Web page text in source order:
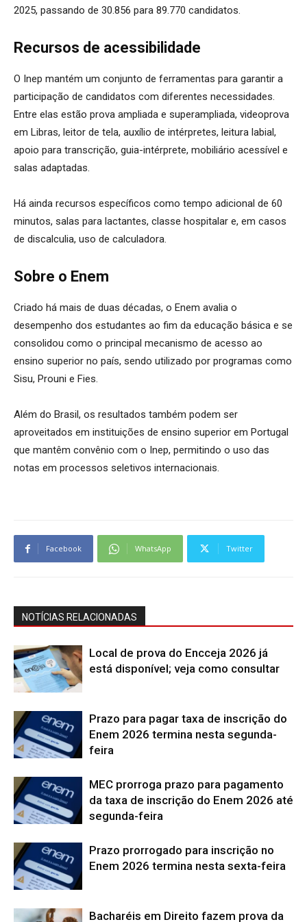
2025, passando de 30.856 para 89.770 candidatos.
Recursos de acessibilidade
O Inep mantém um conjunto de ferramentas para garantir a
participação de candidatos com diferentes necessidades.
Entre elas estão prova ampliada e superampliada, videoprova
em Libras, leitor de tela, auxílio de intérpretes, leitura labial,
apoio para transcrição, guia-intérprete, mobiliário acessível e
salas adaptadas.
Há ainda recursos específicos como tempo adicional de 60
minutos, salas para lactantes, classe hospitalar e, em casos
de discalculia, uso de calculadora.
Sobre o Enem
Criado há mais de duas décadas, o Enem avalia o
desempenho dos estudantes ao fim da educação básica e se
consolidou como o principal mecanismo de acesso ao
ensino superior no país, sendo utilizado por programas como
Sisu, Prouni e Fies.
Além do Brasil, os resultados também podem ser
aproveitados em instituições de ensino superior em Portugal
que mantêm convênio com o Inep, permitindo o uso das
notas em processos seletivos internacionais.
Facebook WhatsApp Twitter
NOTÍCIAS RELACIONADAS
Local de prova do Encceja 2026 já
está disponível; veja como consultar
Prazo para pagar taxa de inscrição do
Enem 2026 termina nesta segunda-
feira
MEC prorroga prazo para pagamento
da taxa de inscrição do Enem 2026 até
segunda-feira
Prazo prorrogado para inscrição no
Enem 2026 termina nesta sexta-feira
Bacharéis em Direito fazem prova da